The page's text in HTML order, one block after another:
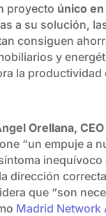
proyecto único en
a su solución,
consiguen
y
la productividad
Orellana,
“un empuje a
inequívoco
dirección
que “son
Madrid Network